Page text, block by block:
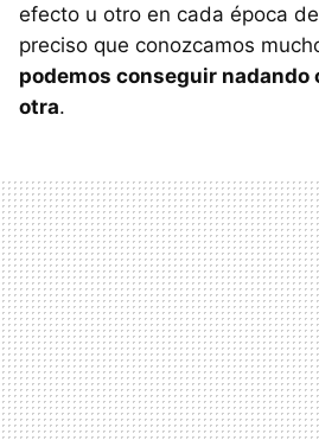
efecto u otro en cada época
preciso que conozcamos
podemos conseguir nadando
otra.